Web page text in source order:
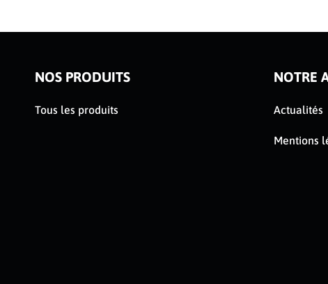
NOS PRODUITS
Tous les produits
NOTRE
Actualités
Mentions